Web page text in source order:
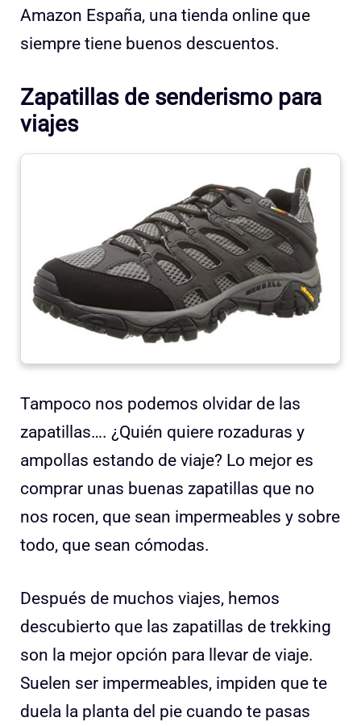
Amazon España, una tienda online que
siempre tiene buenos descuentos.
Zapatillas de senderismo para
viajes
Tampoco nos podemos olvidar de las
zapatillas…. ¿Quién quiere rozaduras y
ampollas estando de viaje? Lo mejor es
comprar unas buenas zapatillas que no
nos rocen, que sean impermeables y sobre
todo, que sean cómodas.
Después de muchos viajes, hemos
descubierto que las zapatillas de trekking
son la mejor opción para llevar de viaje.
Suelen ser impermeables, impiden que te
duela la planta del pie cuando te pasas